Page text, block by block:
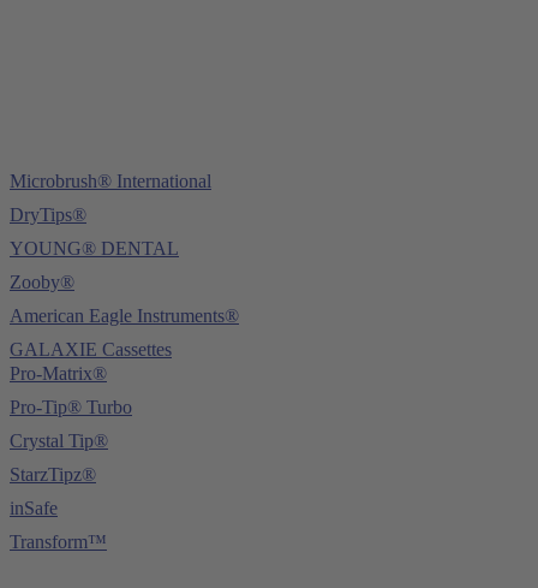
Microbrush® International
DryTips®
YOUNG® DENTAL
Zooby®
American Eagle Instruments®
GALAXIE Cassettes
Pro-Matrix®
Pro-Tip® Turbo
Crystal Tip®
StarzTipz®
inSafe
Transform™